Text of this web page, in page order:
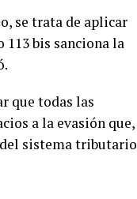
se trata de aplicar
bis sanciona la
que todas las
a la evasión que,
sistema tributario